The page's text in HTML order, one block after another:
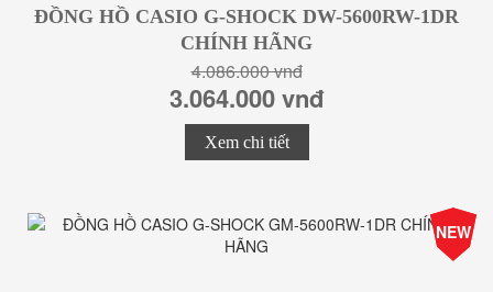
ĐỒNG HỒ CASIO G-SHOCK DW-5600RW-1DR
CHÍNH HÃNG
4.086.000 vnđ
3.064.000 vnđ
Xem chi tiết
-25%
Giá
NEW